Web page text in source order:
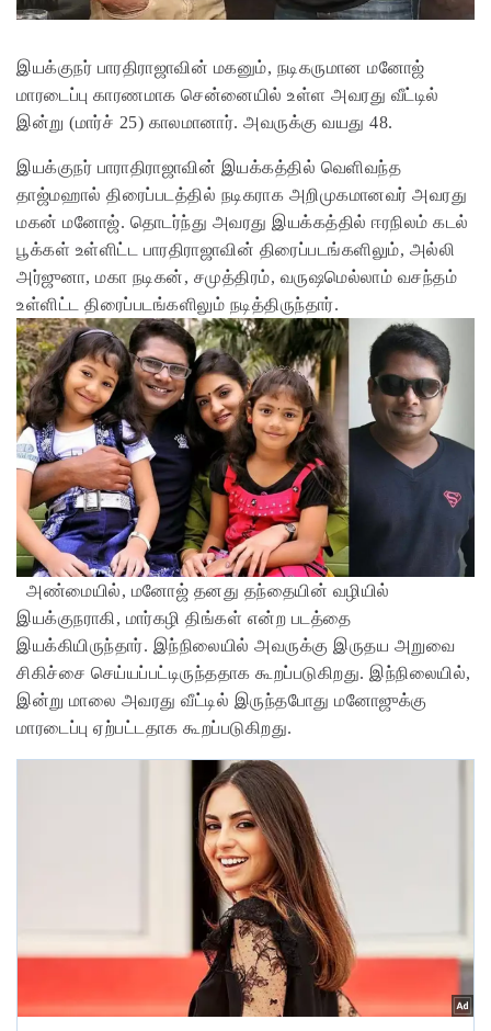
இயக்குநர் பாரதிராஜாவின் மகனும், நடிகருமான மனோஜ்
மாரடைப்பு காரணமாக சென்னையில் உள்ள அவரது வீட்டில்
இன்று (மார்ச் 25) காலமானார். அவருக்கு வயது 48.
இயக்குநர் பாராதிராஜாவின் இயக்கத்தில் வெளிவந்த
தாஜ்மஹால் திரைப்படத்தில் நடிகராக அறிமுகமானவர் அவரது
மகன் மனோஜ். தொடர்ந்து அவரது இயக்கத்தில் ஈரநிலம் கடல்
பூக்கள் உள்ளிட்ட பாரதிராஜாவின் திரைப்படங்களிலும், அல்லி
அர்ஜுனா, மகா நடிகன், சமுத்திரம், வருஷமெல்லாம் வசந்தம்
உள்ளிட்ட திரைப்படங்களிலும் நடித்திருந்தார்.
அண்மையில், மனோஜ் தனது தந்தையின் வழியில்
இயக்குநராகி, மார்கழி திங்கள் என்ற படத்தை
இயக்கியிருந்தார். இந்நிலையில் அவருக்கு இருதய அறுவை
சிகிச்சை செய்யப்பட்டிருந்ததாக கூறப்படுகிறது. இந்நிலையில்,
இன்று மாலை அவரது வீட்டில் இருந்தபோது மனோஜுக்கு
மாரடைப்பு ஏற்பட்டதாக கூறப்படுகிறது.